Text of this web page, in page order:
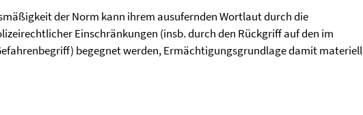
der Norm kann ihrem ausufernden Wortlaut durch die
Einschränkungen (insb. durch den Rückgriff auf den im
begegnet werden, Ermächtigungsgrundlage damit materiell